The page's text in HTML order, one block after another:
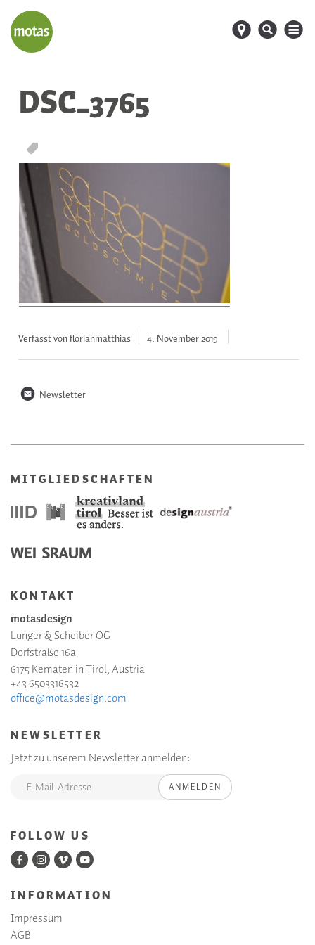
d s M
DSC_3765
T
Verfasst von florianmatthias 4. November2019
n Newsletter
MITGLIEDSCHAFTEN
KONTAKT
motasdesign
Lunger & Scheiber OG
Dorfstraße 16a
6175 Kematen in Tirol, Austria
+43 6503316532
office@motasdesign.com
NEWSLETTER
Jetzt zu unserem Newsletter anmelden:
ANMELDEN
FOLLOW US
INFORMATION
Impressum
AGB